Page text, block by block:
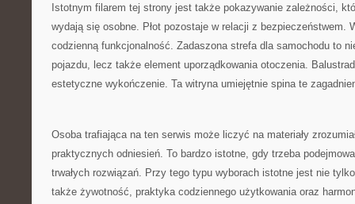
Istotnym filarem tej strony jest także pokazywanie zależności,
wydają się osobne. Płot pozostaje w relacji z bezpieczeństwem.
codzienną funkcjonalność. Zadaszona strefa dla samochodu to
pojazdu, lecz także element uporządkowania otoczenia.
estetyczne wykończenie. Ta witryna umiejętnie spina te
Osoba trafiająca na ten serwis może liczyć na materiały
praktycznych odniesień. To bardzo istotne, gdy trzeba
trwałych rozwiązań. Przy tego typu wyborach istotne jest nie
także żywotność, praktyka codziennego użytkowania oraz